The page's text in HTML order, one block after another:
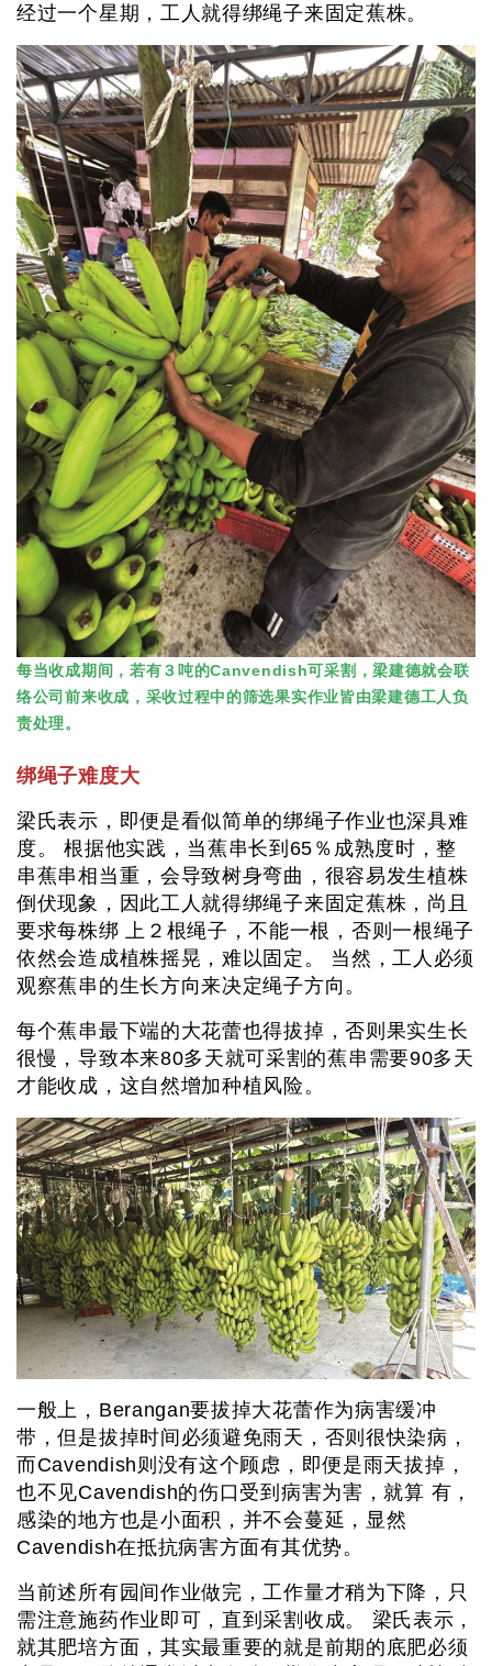
经过一个星期，工人就得绑绳子来固定蕉株。
每当收成期间，若有３吨的Canvendish可采割，梁建德就会联
络公司前来收成，采收过程中的筛选果实作业皆由梁建德工人负
责处理。
绑绳子难度大
梁氏表示，即便是看似简单的绑绳子作业也深具难
度。 根据他实践，当蕉串长到65％成熟度时，整
串蕉串相当重，会导致树身弯曲，很容易发生植株
倒伏现象，因此工人就得绑绳子来固定蕉株，尚且
要求每株绑 上２根绳子，不能一根，否则一根绳子
依然会造成植株摇晃，难以固定。 当然，工人必须
观察蕉串的生长方向来决定绳子方向。
每个蕉串最下端的大花蕾也得拔掉，否则果实生长
很慢，导致本来80多天就可采割的蕉串需要90多天
才能收成，这自然增加种植风险。
一般上，Berangan要拔掉大花蕾作为病害缓冲
带，但是拔掉时间必须避免雨天，否则很快染病，
而Cavendish则没有这个顾虑，即便是雨天拔掉，
也不见Cavendish的伤口受到病害为害，就算 有，
感染的地方也是小面积，并不会蔓延，显然
Cavendish在抵抗病害方面有其优势。
当前述所有园间作业做完，工作量才稍为下降，只
需注意施药作业即可，直到采割收成。 梁氏表示，
就其肥培方面，其实最重要的就是前期的底肥必须